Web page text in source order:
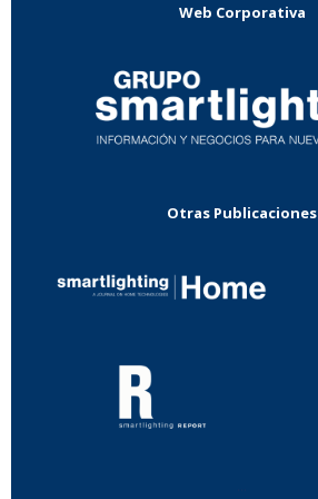
Web Corporativa
Otras Publicaciones